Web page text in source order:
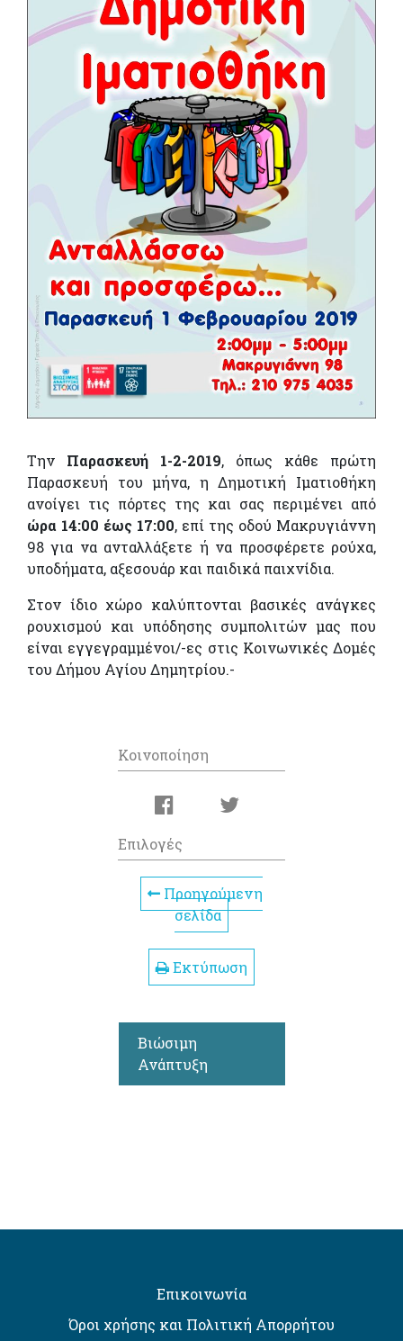
Την Παρασκευή 1-2-2019, όπως κάθε πρώτη
Παρασκευή του μήνα, η Δημοτική Ιματιοθήκη
ανοίγει τις πόρτες της και σας περιμένει από
ώρα 14:00 έως 17:00, επί της οδού Μακρυγιάννη
98 για να ανταλλάξετε ή να προσφέρετε ρούχα,
υποδήματα, αξεσουάρ και παιδικά παιχνίδια.
Στον ίδιο χώρο καλύπτονται βασικές ανάγκες
ρουχισμού και υπόδησης συμπολιτών μας που
είναι εγγεγραμμένοι/-ες στις Κοινωνικές Δομές
του Δήμου Αγίου Δημητρίου.-
Κοινοποίηση
Επιλογές
Προηγούμενη
σελίδα
Εκτύπωση
Βιώσιμη
Ανάπτυξη
Επικοινωνία
Όροι χρήσης και Πολιτική Απορρήτου